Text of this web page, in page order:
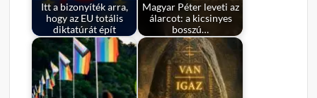
Itt a bizonyíték arra,
hogy az EU totális
diktatúrát épít
Magyar Péter leveti az
álarcot: a kicsinyes
bosszú…